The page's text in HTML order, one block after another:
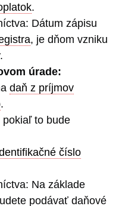
.
Dátum zápisu
, je dňom vzniku
úrade:
daň z príjmov
.
pokiaľ to bude
číslo
Na základe
podávať daňové